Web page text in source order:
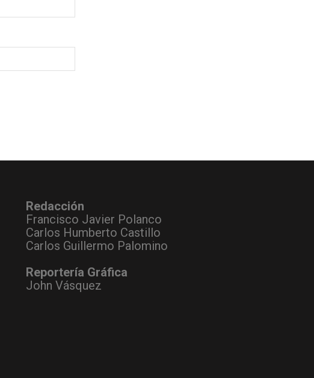
Redacción
Francisco Javier Polanco
Carlos Humberto Castillo
Carlos Guillermo Palomino
Reportería Gráfica
John Vásquez